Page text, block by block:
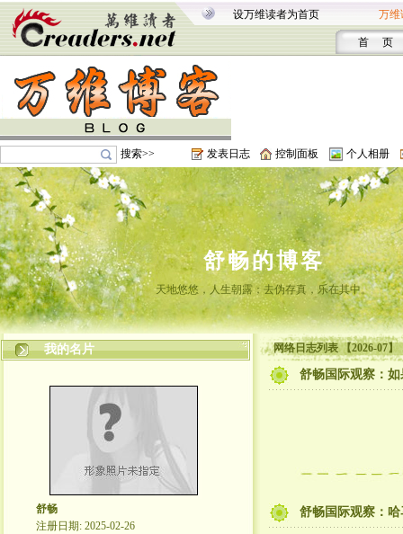
设万维读者为首页 万维
首 页
搜索>> 发表日志 控制面板 个人相册
舒畅的博客
天地悠悠，人生朝露；去伪存真，乐在其中。
我的名片
舒畅
注册日期: 2025-02-26
网络日志列表 【2026-07】
舒畅国际观察：
舒畅国际观察：